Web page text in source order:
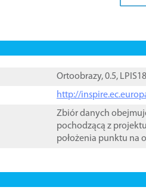
Ortoobrazy, 0.5,
http://
Zbiór danych
pochodzącą z
położenia punktu na